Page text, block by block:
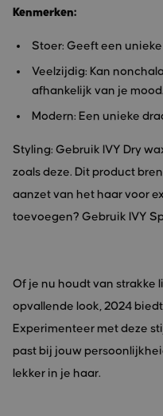
Kenmerken:
Stoer: Geeft een
Veelzijdig: Kan
afhankelijk van je mood.
Modern: Een unieke
Styling: Gebruik IVY Dry
zoals deze. Dit product
aanzet van het haar voor
toevoegen? Gebruik IVY
Of je nu houdt van strakke
opvallende look, 2024
Experimenteer met deze
past bij jouw
lekker in je haar.